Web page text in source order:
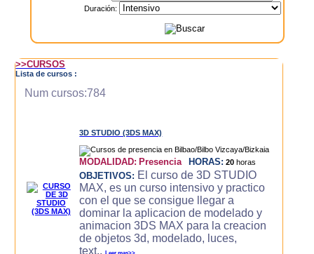
Duración:
>>CURSOS
Lista de cursos :
Num cursos:784
3D STUDIO (3DS MAX)
MODALIDAD: Presencia HORAS: 20 horas
OBJETIVOS: El curso de 3D STUDIO
MAX, es un curso intensivo y practico
con el que se consigue llegar a
dominar la aplicacion de modelado y
animacion 3DS MAX para la creacion
de objetos 3d, modelado, luces,
text..Leer mas>>